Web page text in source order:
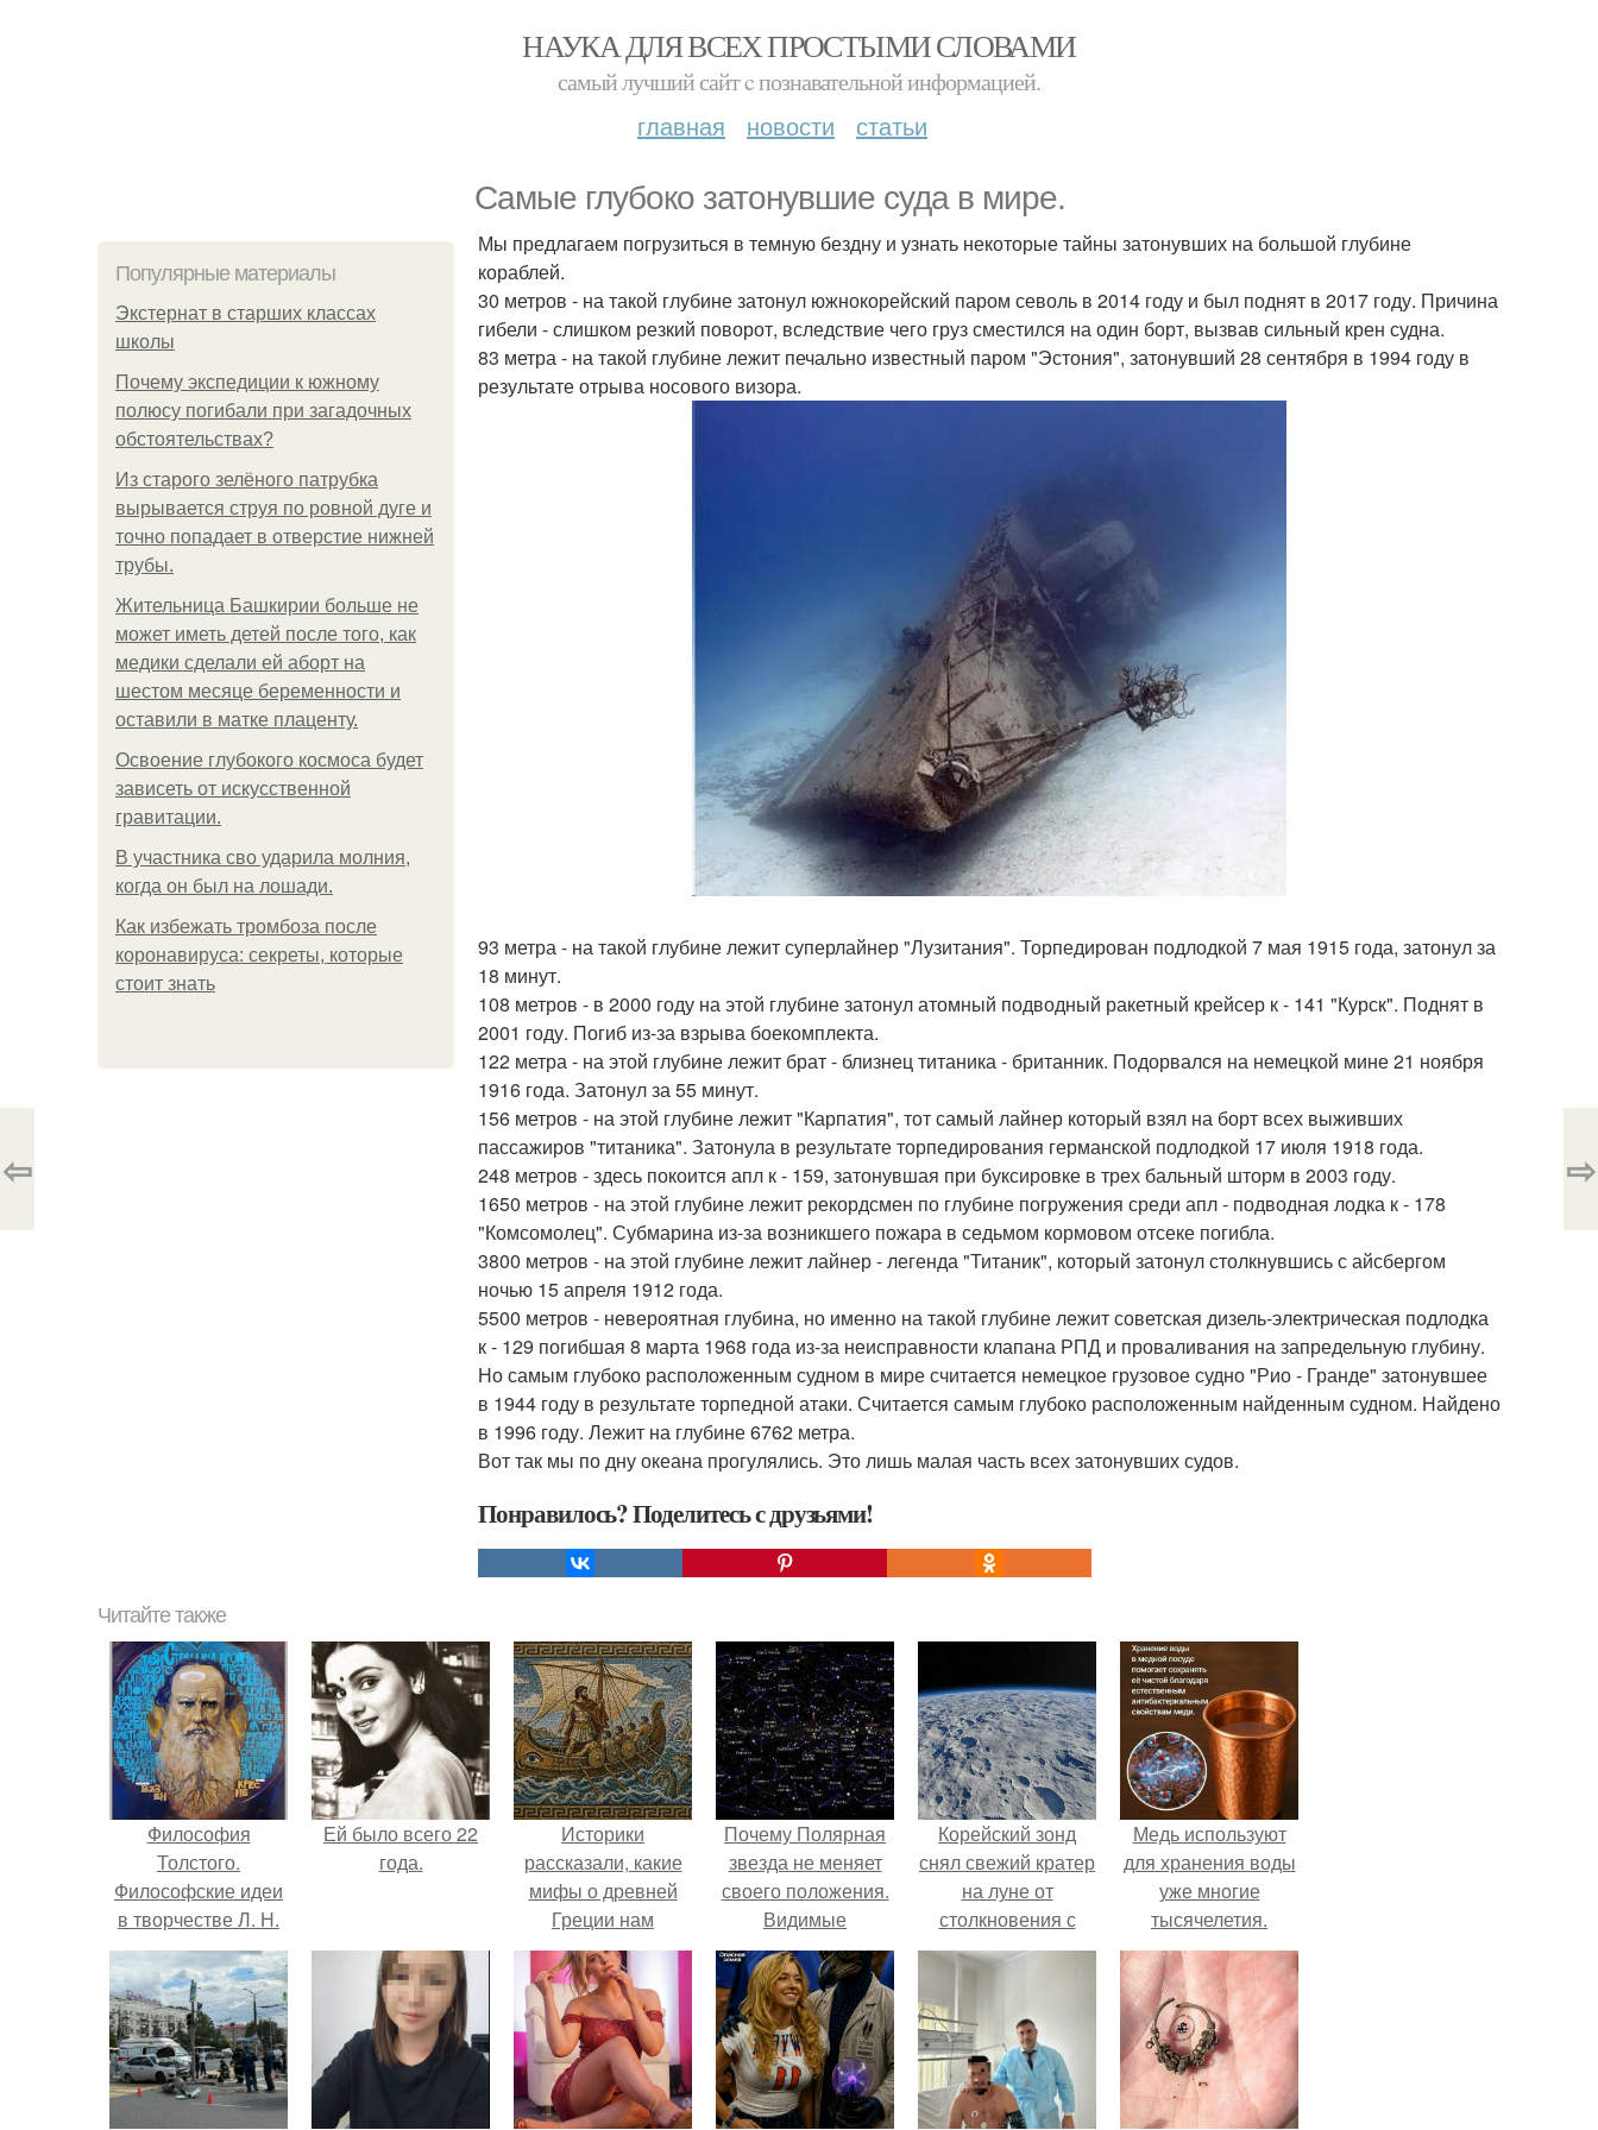
НАУКА ДЛЯ ВСЕХ ПРОСТЫМИ СЛОВАМИ
самый лучший сайт c познавательной информацией.
главная новости статьи
Самые глубоко затонувшие суда в мире.
Популярные материалы
Экстернат в старших классах
школы
Почему экспедиции к южному
полюсу погибали при загадочных
обстоятельствах?
Из старого зелёного патрубка
вырывается струя по ровной дуге и
точно попадает в отверстие нижней
трубы.
Жительница Башкирии больше не
может иметь детей после того, как
медики сделали ей аборт на
шестом месяце беременности и
оставили в матке плаценту.
Освоение глубокого космоса будет
зависеть от искусственной
гравитации.
В участника сво ударила молния,
когда он был на лошади.
Как избежать тромбоза после
коронавируса: секреты, которые
стоит знать
Мы предлагаем погрузиться в темную бездну и узнать некоторые тайны затонувших на большой глубине
кораблей.
30 метров - на такой глубине затонул южнокорейский паром севоль в 2014 году и был поднят в 2017 году. Причина
гибели - слишком резкий поворот, вследствие чего груз сместился на один борт, вызвав сильный крен судна.
83 метра - на такой глубине лежит печально известный паром "Эстония", затонувший 28 сентября в 1994 году в
результате отрыва носового визора.
93 метра - на такой глубине лежит суперлайнер "Лузитания". Торпедирован подлодкой 7 мая 1915 года, затонул за
18 минут.
108 метров - в 2000 году на этой глубине затонул атомный подводный ракетный крейсер к - 141 "Курск". Поднят в
2001 году. Погиб из-за взрыва боекомплекта.
122 метра - на этой глубине лежит брат - близнец титаника - британник. Подорвался на немецкой мине 21 ноября
1916 года. Затонул за 55 минут.
156 метров - на этой глубине лежит "Карпатия", тот самый лайнер который взял на борт всех выживших
пассажиров "титаника". Затонула в результате торпедирования германской подлодкой 17 июля 1918 года.
248 метров - здесь покоится апл к - 159, затонувшая при буксировке в трех бальный шторм в 2003 году.
1650 метров - на этой глубине лежит рекордсмен по глубине погружения среди апл - подводная лодка к - 178
"Комсомолец". Субмарина из-за возникшего пожара в седьмом кормовом отсеке погибла.
3800 метров - на этой глубине лежит лайнер - легенда "Титаник", который затонул столкнувшись с айсбергом
ночью 15 апреля 1912 года.
5500 метров - невероятная глубина, но именно на такой глубине лежит советская дизель-электрическая подлодка
к - 129 погибшая 8 марта 1968 года из-за неисправности клапана РПД и проваливания на запредельную глубину.
Но самым глубоко расположенным судном в мире считается немецкое грузовое судно "Рио - Гранде" затонувшее
в 1944 году в результате торпедной атаки. Считается самым глубоко расположенным найденным судном. Найдено
в 1996 году. Лежит на глубине 6762 метра.
Вот так мы по дну океана прогулялись. Это лишь малая часть всех затонувших судов.
Понравилось? Поделитесь с друзьями!
⇦ ⇨
Читайте также
Философия
Толстого.
Философские идеи
в творчестве Л. Н.
Толстого.
Ей было всего 22
года.
Историки
рассказали, какие
мифы о древней
Греции нам
навязало кино.
Почему Полярная
звезда не меняет
своего положения.
Видимые
положения светил.
Корейский зонд
снял свежий кратер
на луне от
столкновения с
обломком Falcon 9.
Медь используют
для хранения воды
уже многие
тысячелетия.